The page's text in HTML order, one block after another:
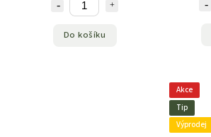
Do košíku
Akce
Tip
Výprodej